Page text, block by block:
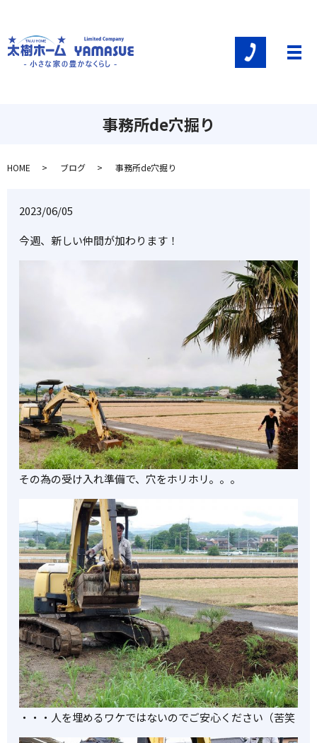
メ
事務所de穴掘り
HOME ブログ 事務所de穴掘り
2023/06/05
今週、新しい仲間が加わります！
その為の受け入れ準備で、穴をホリホリ。。。
・・・人を埋めるワケではないのでご安心ください（苦笑